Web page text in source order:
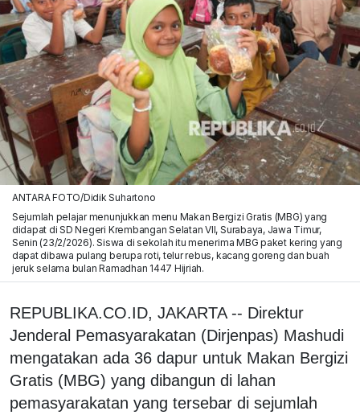
ANTARA FOTO/Didik Suhartono
Sejumlah pelajar menunjukkan menu Makan Bergizi Gratis (MBG) yang
didapat di SD Negeri Krembangan Selatan VII, Surabaya, Jawa Timur,
Senin (23/2/2026). Siswa di sekolah itu menerima MBG paket kering yang
dapat dibawa pulang berupa roti, telur rebus, kacang goreng dan buah
jeruk selama bulan Ramadhan 1447 Hijriah.
REPUBLIKA.CO.ID, JAKARTA -- Direktur
Jenderal Pemasyarakatan (Dirjenpas) Mashudi
mengatakan ada 36 dapur untuk Makan Bergizi
Gratis (MBG) yang dibangun di lahan
pemasyarakatan yang tersebar di sejumlah